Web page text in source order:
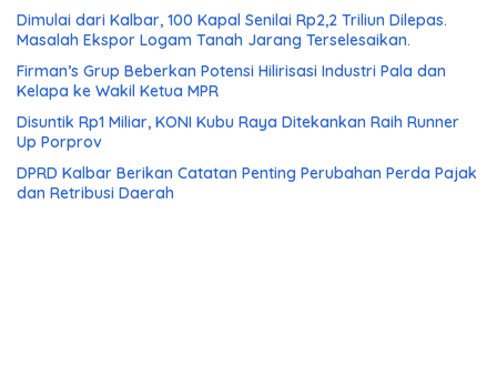
Dimulai dari Kalbar, 100 Kapal Senilai Rp2,2 Triliun Dilepas.
Masalah Ekspor Logam Tanah Jarang Terselesaikan.
Firman’s Grup Beberkan Potensi Hilirisasi Industri Pala dan
Kelapa ke Wakil Ketua MPR
Disuntik Rp1 Miliar, KONI Kubu Raya Ditekankan Raih Runner
Up Porprov
DPRD Kalbar Berikan Catatan Penting Perubahan Perda Pajak
dan Retribusi Daerah